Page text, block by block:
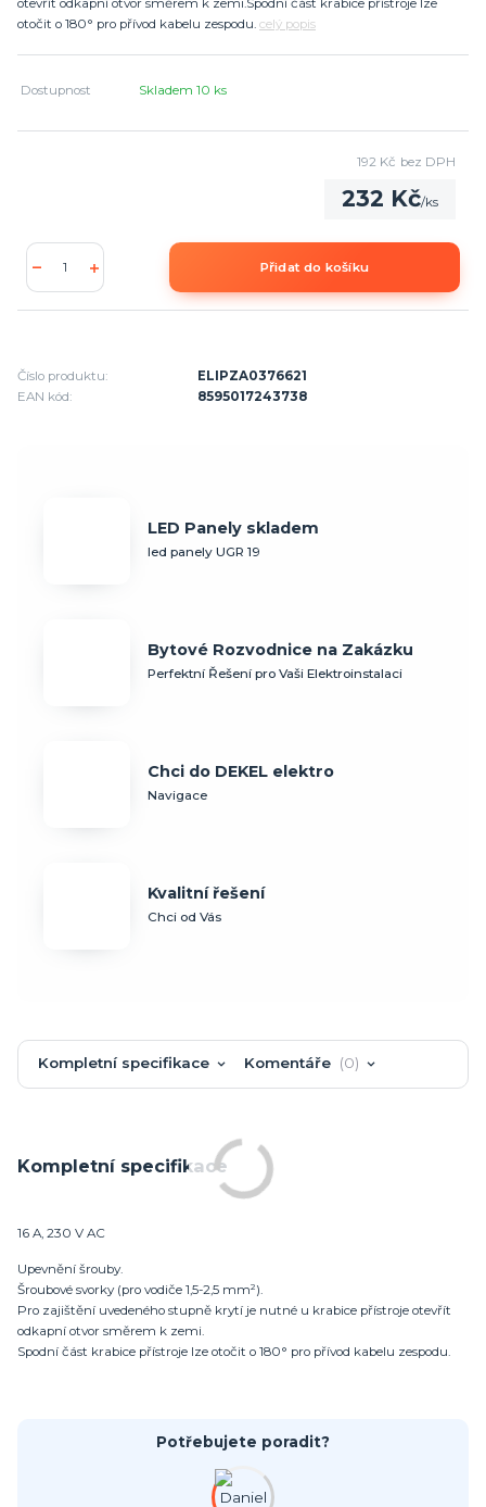
otevřít odkapní otvor směrem k zemi.Spodní část krabice přístroje lze
otočit o 180° pro přívod kabelu zespodu. celý popis
Dostupnost Skladem 10 ks
232 Kč/ks
192 Kč bez DPH
Přidat do košíku
Číslo produktu:
ELIPZA0376621
EAN kód:
8595017243738
LED Panely skladem
led panely UGR 19
Bytové Rozvodnice na Zakázku
Perfektní Řešení pro Vaši Elektroinstalaci
Chci do DEKEL elektro
Navigace
Kvalitní řešení
Chci od Vás
Kompletní specifikace Komentáře 0
Kompletní specifikace
16 A, 230 V AC
Upevnění šrouby.
Šroubové svorky (pro vodiče 1,5-2,5 mm²).
Pro zajištění uvedeného stupně krytí je nutné u krabice přístroje otevřít
odkapní otvor směrem k zemi.
Spodní část krabice přístroje lze otočit o 180° pro přívod kabelu zespodu.
Potřebujete poradit?